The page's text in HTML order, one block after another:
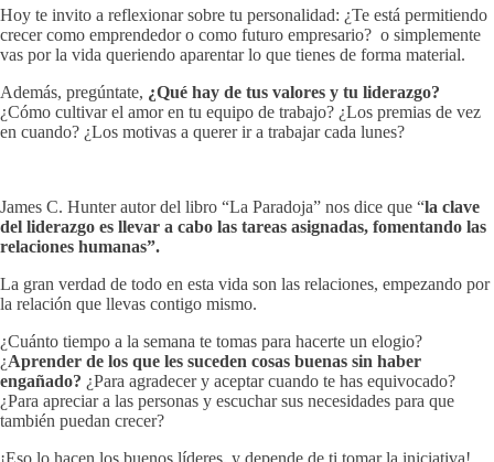
Hoy te invito a reflexionar sobre tu personalidad: ¿Te está permitiendo
crecer como emprendedor o como futuro empresario? o simplemente
vas por la vida queriendo aparentar lo que tienes de forma material.
Además, pregúntate, ¿Qué hay de tus valores y tu liderazgo?
¿Cómo cultivar el amor en tu equipo de trabajo? ¿Los premias de vez
en cuando? ¿Los motivas a querer ir a trabajar cada lunes?
James C. Hunter autor del libro “La Paradoja” nos dice que “la clave
del liderazgo es llevar a cabo las tareas asignadas, fomentando las
relaciones humanas”.
La gran verdad de todo en esta vida son las relaciones, empezando por
la relación que llevas contigo mismo.
¿Cuánto tiempo a la semana te tomas para hacerte un elogio?
¿Aprender de los que les suceden cosas buenas sin haber
engañado? ¿Para agradecer y aceptar cuando te has equivocado?
¿Para apreciar a las personas y escuchar sus necesidades para que
también puedan crecer?
¡Eso lo hacen los buenos líderes, y depende de ti tomar la iniciativa!